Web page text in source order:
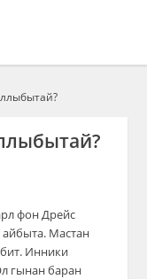
фон Дрейс
айбыта. Мастан
Инники
гынан баран